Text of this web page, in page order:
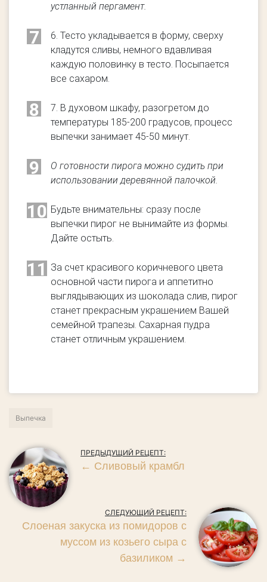
устланный пергамент.
7
6. Тесто укладывается в форму, сверху
кладутся сливы, немного вдавливая
каждую половинку в тесто. Посыпается
все сахаром.
8
7. В духовом шкафу, разогретом до
температуры 185-200 градусов, процесс
выпечки занимает 45-50 минут.
9
О готовности пирога можно судить при
использовании деревянной палочкой.
10 Будьте внимательны: сразу после
выпечки пирог не вынимайте из формы.
Дайте остыть.
11
За счет красивого коричневого цвета
основной части пирога и аппетитно
выглядывающих из шоколада слив, пирог
станет прекрасным украшением Вашей
семейной трапезы. Сахарная пудра
станет отличным украшением.
Выпечка
ПРЕДЫДУЩИЙ РЕЦЕПТ:
← Сливовый крамбл
СЛЕДУЮЩИЙ РЕЦЕПТ:
Слоеная закуска из помидоров с
муссом из козьего сыра с
базиликом →